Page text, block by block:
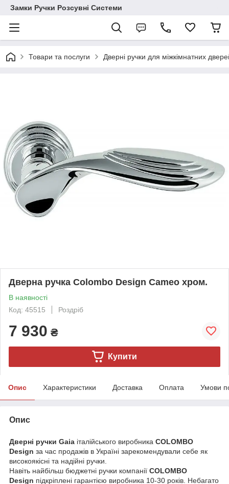
Замки Ручки Розсувні Системи
Товари та послуги Дверні ручки для міжкімнатних
Дверна ручка Colombo Design Cameo хром.
В наявності
Код: 45515
Роздріб
7 930 ₴
Купити
Опис Характеристики Доставка Оплата Умови
Опис
Дверні ручки Gaia італійського виробника COLOMBO
Design за час продажів в Україні зарекомендували себе як
високоякісні та надійні ручки.
Навіть найбільш бюджетні ручки компанії COLOMBO
Design підкріплені гарантією виробника 10-30 років. Небагато